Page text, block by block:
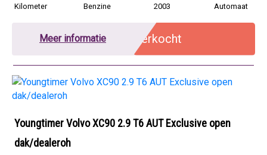
Kilometer
Benzine
2003
Automaat
Meer informatie Verkocht
Youngtimer Volvo XC90 2.9 T6 AUT Exclusive open
dak/dealeroh